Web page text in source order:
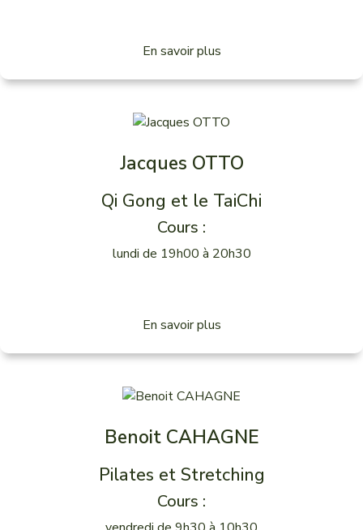
En savoir plus
Jacques OTTO
Qi Gong et le TaiChi
Cours :
lundi de 19h00 à 20h30
En savoir plus
Benoit CAHAGNE
Pilates et Stretching
Cours :